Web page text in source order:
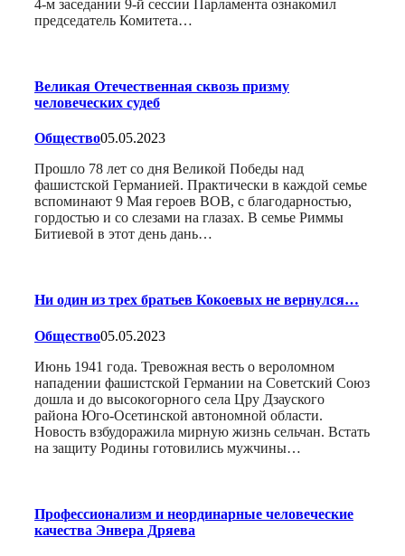
4-м заседании 9-й сессии Парламента ознакомил
председатель Комитета…
Великая Отечественная сквозь призму
человеческих судеб
Общество05.05.2023
Прошло 78 лет со дня Великой Победы над
фашистской Германией. Практически в каждой семье
вспоминают 9 Мая героев ВОВ, с благодарностью,
гордостью и со слезами на глазах. В семье Риммы
Битиевой в этот день дань…
Ни один из трех братьев Кокоевых не вернулся…
Общество05.05.2023
Июнь 1941 года. Тревожная весть о вероломном
нападении фашистской Германии на Советский Союз
дошла и до высокогорного села Цру Дзауского
района Юго-Осетинской автономной области.
Новость взбудоражила мирную жизнь сельчан. Встать
на защиту Родины готовились мужчины…
Профессионализм и неординарные человеческие
качества Энвера Дряева